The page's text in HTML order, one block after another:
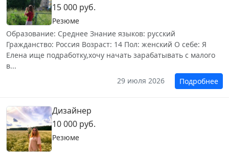
15 000 руб.
Резюме
Образование: Среднее Знание языков: русский
Гражданство: Россия Возраст: 14 Пол: женский О себе: Я
Елена ище подработку,хочу начать зарабатывать с малого
в...
29 июля 2026
Подробнее
Дизайнер
10 000 руб.
Резюме